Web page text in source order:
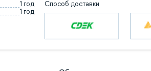
1 год
1 год
Способ доставки